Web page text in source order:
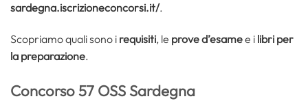
sardegna.iscrizioneconcorsi.it/.
Scopriamo quali sono i requisiti, le prove d’esamee i libri per
la preparazione.
Concorso 57 OSS Sardegna